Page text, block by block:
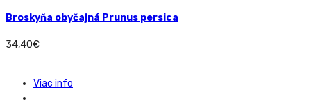
Broskyňa obyčajná Prunus persica
34,40€
Viac info